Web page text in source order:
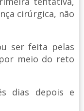
cirúrgica, não
ser feita pelas
meio do reto
dias depois e